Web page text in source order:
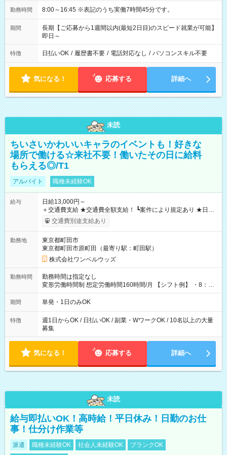
勤務時間 8:00～16:45 ※表記のうち実働7時間45分です。
期間
長期【ご応募から1週間以内(最短2日目)のスピード就業が可能】
即日～
特徴 日払いOK / 履歴書不要 / 電話対応なし / パソコンスキル不要
気になる！ 応募する 詳細へ
未読
ちいさいかわいいキャラのイベントも！好きな
場所で働ける☆来社不要！働いたその日に給料
もらえる◎/T1
アルバイト 職種未経験OK
給与
日給13,000円～
＋交通費支給 ★交通費全額支給！ ┗案件により規定あり ★日払
いOK！（規定あり） ┗働いたその日に現金GET♪ お仕事後はコ
ンビニATMから 日払い分を引き落とせます！ 【試用期間】試
交通費別途支給あり
勤務地
東京都町田市
東京都町田市原町田（最寄り駅：町田駅）
株式会社ワンベルウッズ
勤務時間
勤務時間は指定なし
変形労働時間制 想定労働時間160時間/月 【シフト例】 ・8：00
～21：00
期間 単発・1日のみOK
特徴
週1日からOK / 日払いOK / 副業・WワークOK / 10名以上の大量
募集
気になる！ 応募する 詳細へ
未読
給与即払いOK！高時給！平日休み！日勤のお仕
事！仕分け作業等
派遣 職種未経験OK 社会人未経験OK
ブランクOK